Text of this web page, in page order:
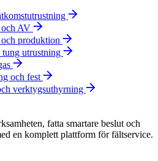
AV
produktion
utrustning
och fest
verktygsuthyrning
fatta smartare beslut och
en komplett plattform för fältservice.